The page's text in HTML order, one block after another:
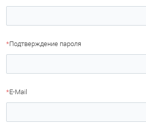
*Подтверждение пароля
*E-Mail